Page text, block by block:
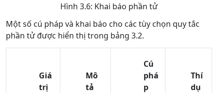
Hình 3.6: Khai báo phần tử
Một số cú pháp và khai báo cho các tùy chọn quy tắc
phần tử được hiển thị trong bảng 3.2.
Giá
trị
Mô
tả
Cú
phá
p
Thí
dụ